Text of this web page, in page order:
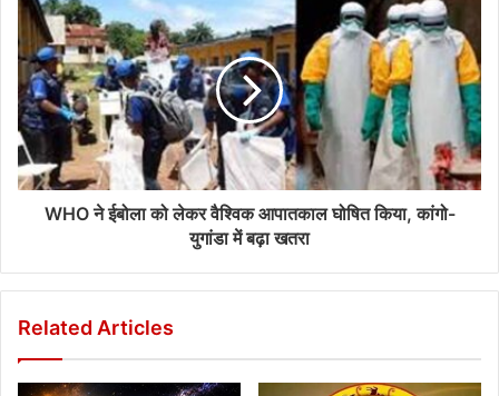
WHO ने ईबोला को लेकर वैश्विक आपातकाल घोषित किया, कांगो-
युगांडा में बढ़ा खतरा
Related Articles